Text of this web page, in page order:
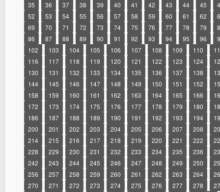
35
36 37 38 39 40 41 42 43 44 45
52
53 54 55 56 57 58 59 60 61 62
69
70 71 72 73 74 75 76 77 78 79
86
87 88 89 90 91 92 93 94 95 96
102
103 104 105 106 107 108 109 110
116
117 118 119 120 121 122 123 124
130
131 132 133 134 135 136 137 138
144
145 146 147 148 149 150 151 152
158
159 160 161 162 163 164 165 166
172
173 174 175 176 177 178 179 180
186
187 188 189 190 191 192 193 194
200
201 202 203 204 205 206 207 208
214
215 216 217 218 219 220 221 222
228
229 230 231 232 233 234 235 236
242
243 244 245 246 247 248 249 250
256
257 258 259 260 261 262 263 264
270
271 272 273 274 275 276 277 278